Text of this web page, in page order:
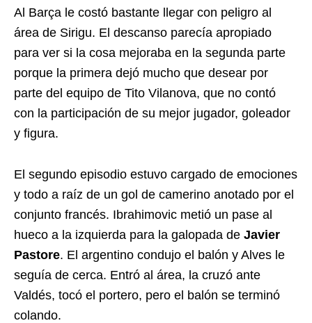
Al Barça le costó bastante llegar con peligro al
área de Sirigu. El descanso parecía apropiado
para ver si la cosa mejoraba en la segunda parte
porque la primera dejó mucho que desear por
parte del equipo de Tito Vilanova, que no contó
con la participación de su mejor jugador, goleador
y figura.
El segundo episodio estuvo cargado de emociones
y todo a raíz de un gol de camerino anotado por el
conjunto francés. Ibrahimovic metió un pase al
hueco a la izquierda para la galopada de Javier
Pastore. El argentino condujo el balón y Alves le
seguía de cerca. Entró al área, la cruzó ante
Valdés, tocó el portero, pero el balón se terminó
colando.